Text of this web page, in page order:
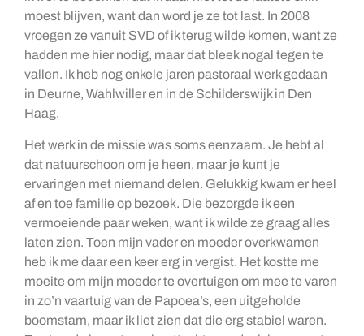
moest blijven, want dan word je ze tot last. In 2008
vroegen ze vanuit SVD of ik terug wilde komen, want ze
hadden me hier nodig, maar dat bleek nogal tegen te
vallen. Ik heb nog enkele jaren pastoraal werk gedaan
in Deurne, Wahlwiller en in de Schilderswijk in Den
Haag.
Het werk in de missie was soms eenzaam. Je hebt al
dat natuurschoon om je heen, maar je kunt je
ervaringen met niemand delen. Gelukkig kwam er heel
af en toe familie op bezoek. Die bezorgde ik een
vermoeiende paar weken, want ik wilde ze graag alles
laten zien. Toen mijn vader en moeder overkwamen
heb ik me daar een keer erg in vergist. Het kostte me
moeite om mijn moeder te overtuigen om mee te varen
in zo’n vaartuig van de Papoea’s, een uitgeholde
boomstam, maar ik liet zien dat die erg stabiel waren.